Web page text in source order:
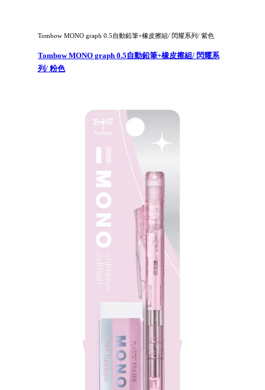
Tombow MONO graph 0.5自動鉛筆+橡皮擦組/ 閃耀系列/ 紫色
Tombow MONO graph 0.5自動鉛筆+橡皮擦組/ 閃耀系
列/ 粉色